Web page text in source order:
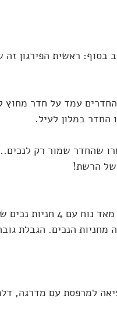
בסוף: ראשית הפירגון
ומלאי החדרים עמד על חדר
של הרשת!
חניה בסביבה קצת קשוחה. יש חניון של המלון ממש
למרפסת עם מדרגה,